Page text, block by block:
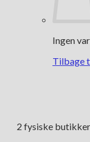
Ingen
Tilbage
2 fysiske